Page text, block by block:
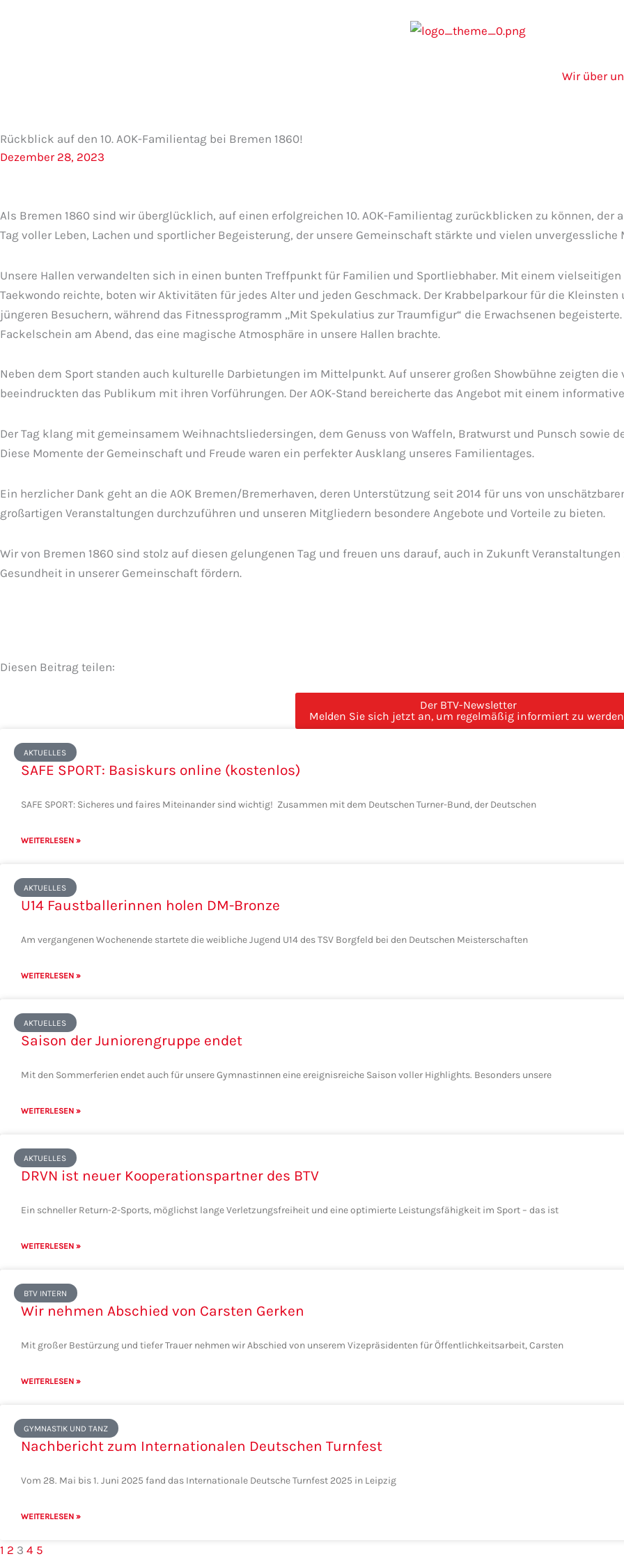
Wir über
Rückblick auf den 10. AOK-Familientag bei Bremen 1860!
Dezember 28, 2023
Als Bremen 1860 sind wir überglücklich, auf einen erfolgreichen 10. AOK-Familientag zurückblicken zu können, der
Tag voller Leben, Lachen und sportlicher Begeisterung, der unsere Gemeinschaft stärkte und vielen unvergessliche
Unsere Hallen verwandelten sich in einen bunten Treffpunkt für Familien und Sportliebhaber. Mit einem
Taekwondo reichte, boten wir Aktivitäten für jedes Alter und jeden Geschmack. Der Krabbelparkour für die
jüngeren Besuchern, während das Fitnessprogramm „Mit Spekulatius zur Traumfigur“ die Erwachsenen
Fackelschein am Abend, das eine magische Atmosphäre in unsere Hallen brachte.
Neben dem Sport standen auch kulturelle Darbietungen im Mittelpunkt. Auf unserer großen Showbühne zeigten
beeindruckten das Publikum mit ihren Vorführungen. Der AOK-Stand bereicherte das Angebot mit einem
Der Tag klang mit gemeinsamem Weihnachtsliedersingen, dem Genuss von Waffeln, Bratwurst und Punsch sowie
Diese Momente der Gemeinschaft und Freude waren ein perfekter Ausklang unseres Familientages.
Ein herzlicher Dank geht an die AOK Bremen/Bremerhaven, deren Unterstützung seit 2014 für uns von
großartigen Veranstaltungen durchzuführen und unseren Mitgliedern besondere Angebote und Vorteile zu bieten.
Wir von Bremen 1860 sind stolz auf diesen gelungenen Tag und freuen uns darauf, auch in Zukunft
Gesundheit in unserer Gemeinschaft fördern.
Diesen Beitrag teilen:
Der BTV-Newsletter
Melden Sie sich jetzt an, um regelmäßig informiert zu
AKTUELLES
SAFE SPORT: Basiskurs online (kostenlos)
SAFE SPORT: Sicheres und faires Miteinander sind wichtig! Zusammen mit dem Deutschen Turner-Bund, der Deutschen
WEITERLESEN »
AKTUELLES
U14 Faustballerinnen holen DM-Bronze
Am vergangenen Wochenende startete die weibliche Jugend U14 des TSV Borgfeld bei den Deutschen Meisterschaften
WEITERLESEN »
AKTUELLES
Saison der Juniorengruppe endet
Mit den Sommerferien endet auch für unsere Gymnastinnen eine ereignisreiche Saison voller Highlights. Besonders unsere
WEITERLESEN »
AKTUELLES
DRVN ist neuer Kooperationspartner des BTV
Ein schneller Return-2-Sports, möglichst lange Verletzungsfreiheit und eine optimierte Leistungsfähigkeit im Sport – das ist
WEITERLESEN »
BTV INTERN
Wir nehmen Abschied von Carsten Gerken
Mit großer Bestürzung und tiefer Trauer nehmen wir Abschied von unserem Vizepräsidenten für Öffentlichkeitsarbeit, Carsten
WEITERLESEN »
GYMNASTIK UND TANZ
Nachbericht zum Internationalen Deutschen Turnfest
Vom 28. Mai bis 1. Juni 2025 fand das Internationale Deutsche Turnfest 2025 in Leipzig
WEITERLESEN »
1 2 3 4 5